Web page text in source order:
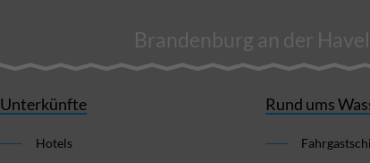
Brandenburg an der Havel
Unterkünfte
Hotels
Rund ums